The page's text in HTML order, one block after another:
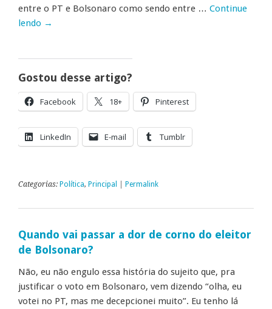
entre o PT e Bolsonaro como sendo entre … Continue
lendo →
Gostou desse artigo?
Facebook 18+ Pinterest
LinkedIn E-mail Tumblr
Categorias: Política, Principal Permalink
Quando vai passar a dor de corno do eleitor
de Bolsonaro?
Não, eu não engulo essa história do sujeito que, pra
justificar o voto em Bolsonaro, vem dizendo “olha, eu
votei no PT, mas me decepcionei muito”. Eu tenho lá